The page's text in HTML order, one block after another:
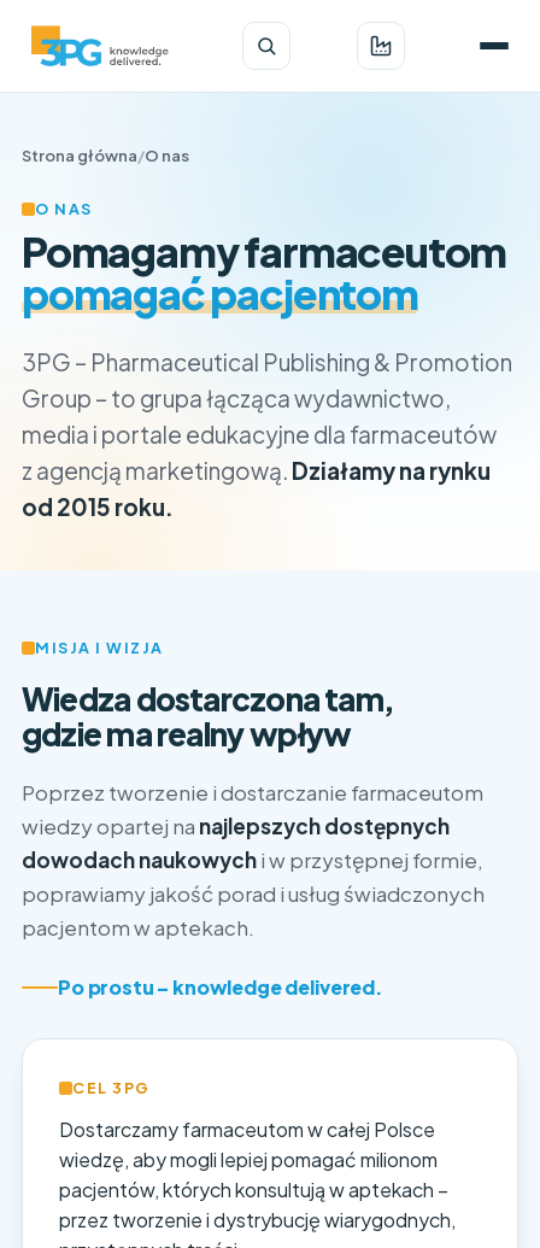
Strona główna/O nas
O NAS
Pomagamy farmaceutom
pomagać pacjentom
3PG – Pharmaceutical Publishing & Promotion
Group – to grupa łącząca wydawnictwo,
media i portale edukacyjne dla farmaceutów
z agencją marketingową. Działamy na rynku
od 2015 roku.
MISJA I WIZJA
Wiedza dostarczona tam,
gdzie ma realny wpływ
Poprzez tworzenie i dostarczanie farmaceutom
wiedzy opartej na najlepszych dostępnych
dowodach naukowychi w przystępnej formie,
poprawiamy jakość porad i usług świadczonych
pacjentom w aptekach.
Po prostu – knowledge delivered.
CEL 3PG
Dostarczamy farmaceutom w całej Polsce
wiedzę, aby mogli lepiej pomagać milionom
pacjentów, których konsultują w aptekach –
przez tworzenie i dystrybucję wiarygodnych,